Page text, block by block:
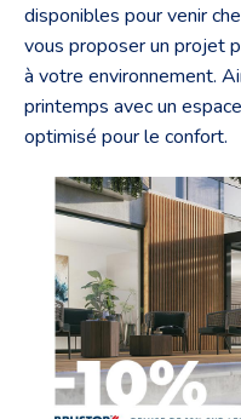
disponibles pour venir
vous proposer un projet
à votre environnement.
printemps avec un
optimisé pour le confort.